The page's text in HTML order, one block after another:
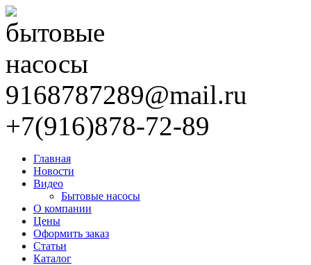
9168787289@mail.ru
+7(916)878-72-89
Главная
Новости
Видео
Бытовые насосы
О компании
Цены
Оформить заказ
Статьи
Каталог